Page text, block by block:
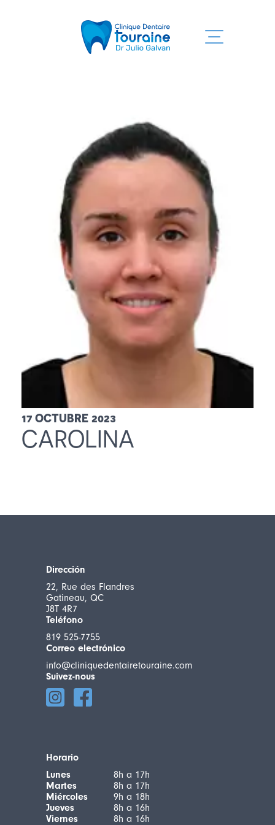
Equipo
Informaciones
Contacto
819 525-7755
Français
17 OCTUBRE 2023
CAROLINA
Dirección
22, Rue des Flandres
Gatineau, QC
J8T 4R7
Teléfono
819 525-7755
Correo electrónico
info@cliniquedentairetouraine.com
Suivez-nous
Horario
Lunes
8h a 17h
Martes
8h a 17h
Miércoles
9h a 18h
Jueves
8h a 16h
Viernes
8h a 16h